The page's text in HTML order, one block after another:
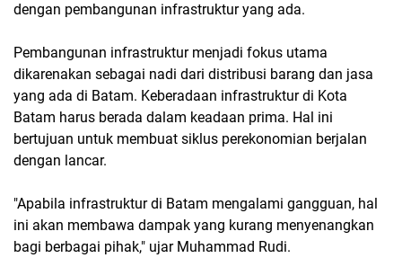
dengan pembangunan infrastruktur yang ada.
Pembangunan infrastruktur menjadi fokus utama
dikarenakan sebagai nadi dari distribusi barang dan jasa
yang ada di Batam. Keberadaan infrastruktur di Kota
Batam harus berada dalam keadaan prima. Hal ini
bertujuan untuk membuat siklus perekonomian berjalan
dengan lancar.
"Apabila infrastruktur di Batam mengalami gangguan, hal
ini akan membawa dampak yang kurang menyenangkan
bagi berbagai pihak," ujar Muhammad Rudi.